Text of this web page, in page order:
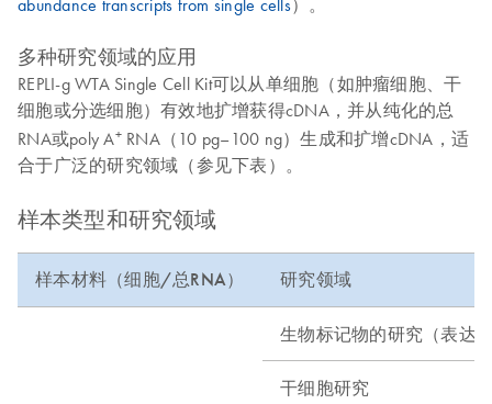
多种研究领域的应用
REPLI-g WTA Single Cell Kit可以从单细胞（如肿瘤细胞、干
细胞或分选细胞）有效地扩增获得cDNA，并从纯化的总
RNA或poly A+RNA（10 pg–100 ng）生成和扩增cDNA，适
合于广泛的研究领域（参见下表）。
样本类型和研究领域
样本材料（细胞/总RNA） 研究领域
生物标记物的研究（表达
干细胞研究